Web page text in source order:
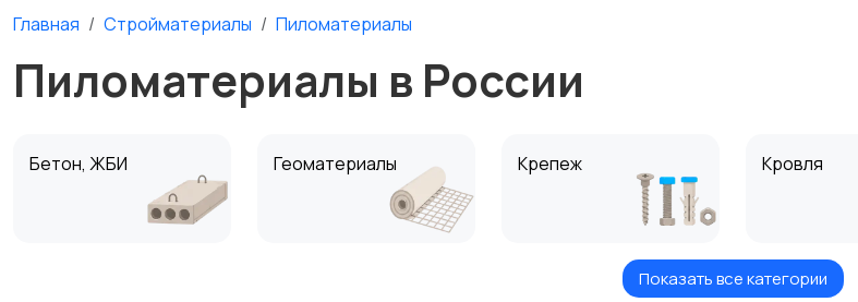
Главная Стройматериалы Пиломатериалы
Пиломатериалы в России
Бетон, ЖБИ Геоматериалы Крепеж Кровля
Сухие строительные
Сыпучие
Показать все категории